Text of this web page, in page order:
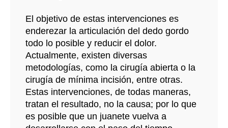
El objetivo de estas intervenciones es
enderezar la articulación del dedo gordo
todo lo posible y reducir el dolor.
Actualmente, existen diversas
metodologías, como la cirugía abierta o la
cirugía de mínima incisión, entre otras.
Estas intervenciones, de todas maneras,
tratan el resultado, no la causa; por lo que
es posible que un juanete vuelva a